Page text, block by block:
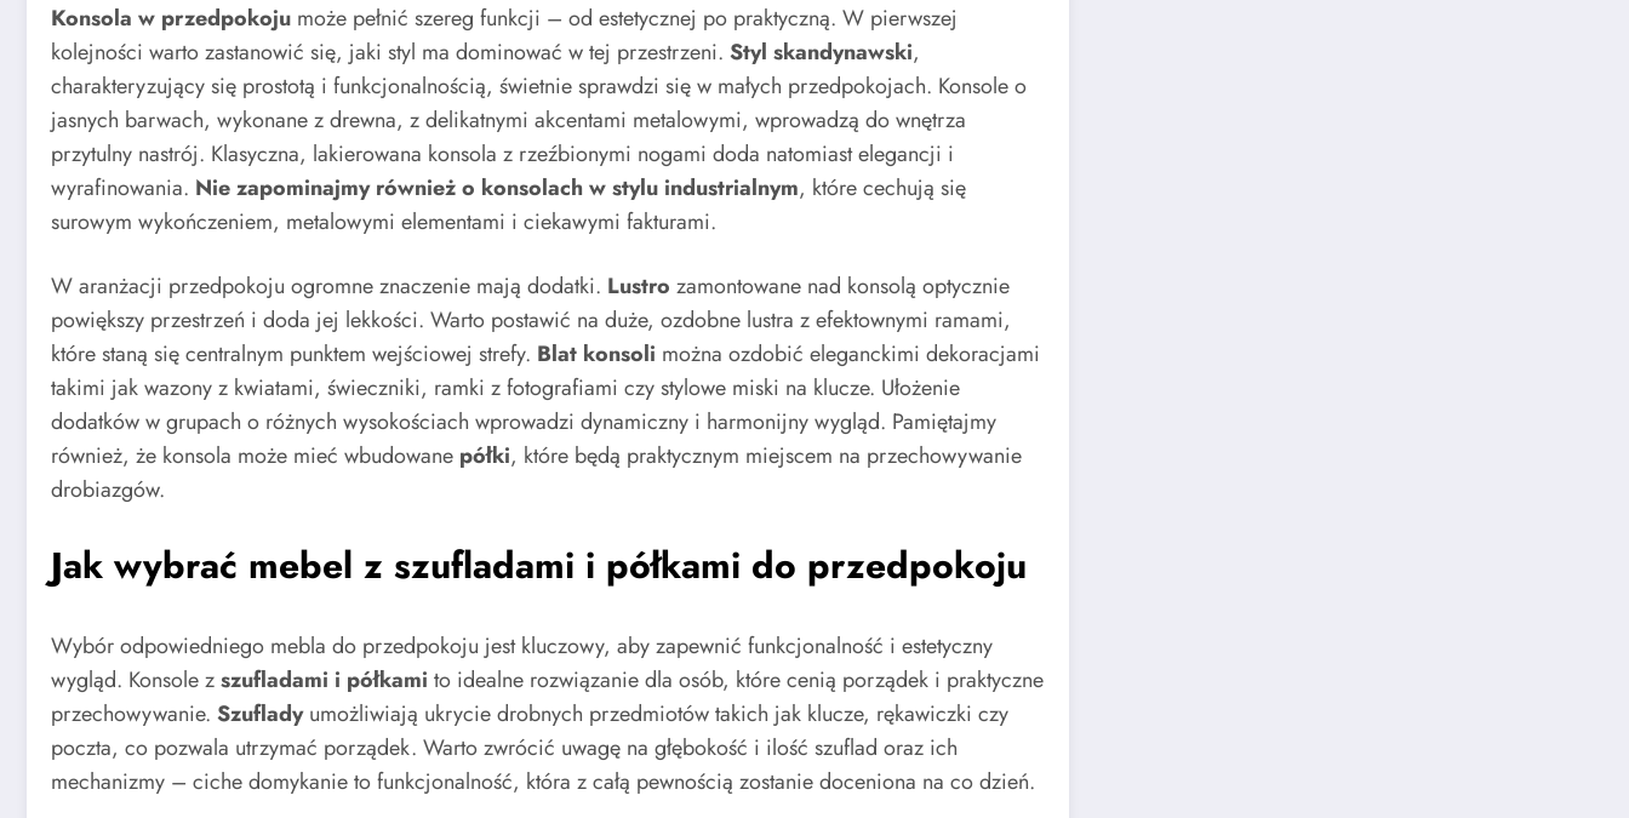
Konsola w przedpokoju może pełnić szereg funkcji – od estetycznej po praktyczną. W pierwszej
kolejności warto zastanowić się, jaki styl ma dominować w tej przestrzeni. Styl skandynawski,
charakteryzujący się prostotą i funkcjonalnością, świetnie sprawdzi się w małych przedpokojach. Konsole o
jasnych barwach, wykonane z drewna, z delikatnymi akcentami metalowymi, wprowadzą do wnętrza
przytulny nastrój. Klasyczna, lakierowana konsola z rzeźbionymi nogami doda natomiast elegancji i
wyrafinowania. Nie zapominajmy również o konsolach w stylu industrialnym, które cechują się
surowym wykończeniem, metalowymi elementami i ciekawymi fakturami.
W aranżacji przedpokoju ogromne znaczenie mają dodatki. Lustro zamontowane nad konsolą optycznie
powiększy przestrzeń i doda jej lekkości. Warto postawić na duże, ozdobne lustra z efektownymi ramami,
które staną się centralnym punktem wejściowej strefy. Blat konsoli można ozdobić eleganckimi dekoracjami
takimi jak wazony z kwiatami, świeczniki, ramki z fotografiami czy stylowe miski na klucze. Ułożenie
dodatków w grupach o różnych wysokościach wprowadzi dynamiczny i harmonijny wygląd. Pamiętajmy
również, że konsola może mieć wbudowane półki, które będą praktycznym miejscem na przechowywanie
drobiazgów.
Jak wybrać mebel z szufladami i półkami do przedpokoju
Wybór odpowiedniego mebla do przedpokoju jest kluczowy, aby zapewnić funkcjonalność i estetyczny
wygląd. Konsole zszufladami i półkami to idealne rozwiązanie dla osób, które cenią porządek i praktyczne
przechowywanie. Szufladyumożliwiają ukrycie drobnych przedmiotów takich jak klucze, rękawiczki czy
poczta, co pozwala utrzymać porządek. Warto zwrócić uwagę na głębokość i ilość szuflad oraz ich
mechanizmy – ciche domykanie to funkcjonalność, która z całą pewnością zostanie doceniona na co dzień.